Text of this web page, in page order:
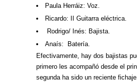
Paula Herráiz: Voz.
Ricardo: II Guitarra eléctrica.
Rodrigo/ Inés: Bajista.
Anaís: Batería.
Efectivamente, hay dos bajistas
primero les acompañó desde el
segunda ha sido un reciente